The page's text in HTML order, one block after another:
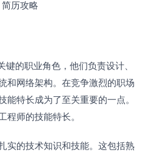
的职业角色，他们负责设计、
和网络架构。在竞争激烈的职场
特长成为了至关重要的一点。
师的技能特长。
实的技术知识和技能。这包括熟